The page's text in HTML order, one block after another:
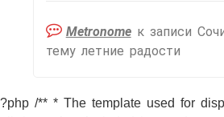
Metronomeк записи
тему летние радости
?php /** * The template used for